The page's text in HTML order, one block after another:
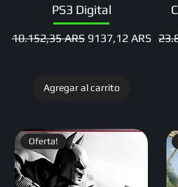
PS3 Digital
Precio
10.152,35 ARS Precio de oferta
9137,12 ARS
Agregar al carrito
Oferta!